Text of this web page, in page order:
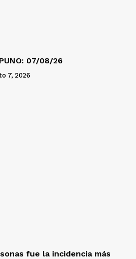
07/08/26
7, 2026
fue la incidencia más